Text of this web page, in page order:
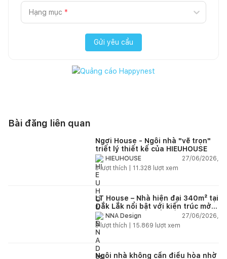
Hạng mục *
Gửi yêu cầu
Bài đăng liên quan
Ngơi House - Ngôi nhà "vẽ trọn"
triết lý thiết kế của HIEUHOUSE
HIEUHOUSE
27/06/2026,
3lượt thích | 11.328 lượt xem
LT House – Nhà hiện đại 340m² tại
Đắk Lắk nổi bật với kiến trúc mở
và hệ sân vườn kết nối thiên
nhiên
NNA Design
27/06/2026,
3lượt thích | 15.869 lượt xem
Ngôi nhà không cần điều hòa nhờ